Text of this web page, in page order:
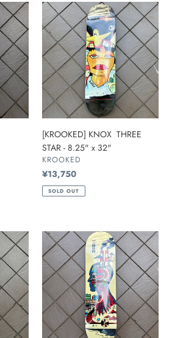
[KROOKED]
KNOX
THREE
STAR
-
8.25"
x
32"
[KROOKED] KNOX THREE
STAR - 8.25" x 32"
販
売
KROOKED
通
常
価
¥13,750
SOLD OUT
[REAL]
MASON
ARTIFICIAL
8.28"
31.7"